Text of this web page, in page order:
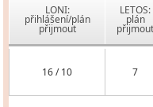
LONI:
přihlášení/plán
přijmout
LETOS:
plán
přijmout
16 / 10 7